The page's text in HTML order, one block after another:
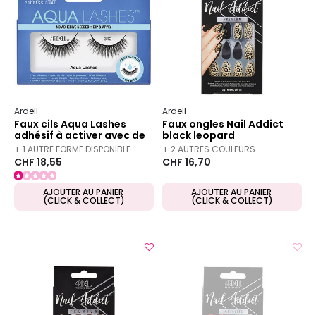
Ardell
Faux cils Aqua Lashes
adhésif à activer avec de
l'eau 340
+ 1 AUTRE FORME DISPONIBLE
CHF 18,55
AJOUTER AU PANIER
(CLICK & COLLECT)
Ardell
Faux ongles Nail Addict
black leopard
+ 2 AUTRES COULEURS
DISPONIBLES
CHF 16,70
AJOUTER AU PANIER
(CLICK & COLLECT)